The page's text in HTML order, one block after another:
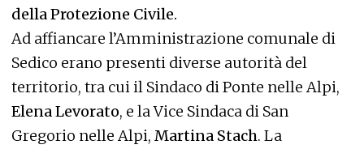
della Protezione Civile.
Ad affiancare l’Amministrazione comunale di
Sedico erano presenti diverse autorità del
territorio, tra cui il Sindaco di Ponte nelle Alpi,
Elena Levorato, e la Vice Sindaca di San
Gregorio nelle Alpi, Martina Stach. La